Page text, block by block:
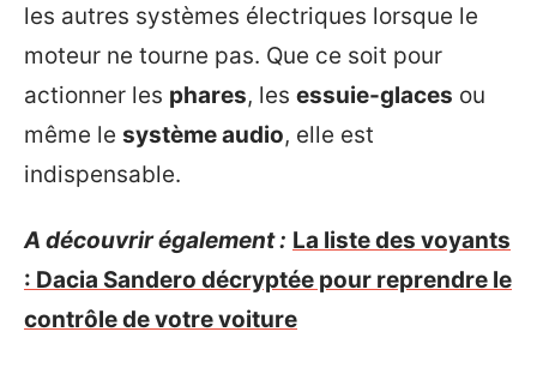
les autres systèmes électriques lorsque le
moteur ne tourne pas. Que ce soit pour
actionner les phares, les essuie-glaces ou
même le système audio, elle est
indispensable.
A découvrir également : La liste des voyants
: Dacia Sandero décryptée pour reprendre le
contrôle de votre voiture